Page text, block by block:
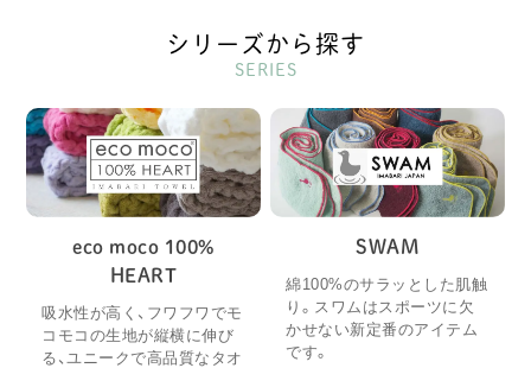
シリーズから探す
SERIES
eco moco 100%
HEART
吸水性が高く、フワフワでモ
コモコの生地が縦横に伸び
る、ユニークで高品質なタオ
SWAM
綿100%のサラッとした肌触
り。スワムはスポーツに欠
かせない新定番のアイテム
です。